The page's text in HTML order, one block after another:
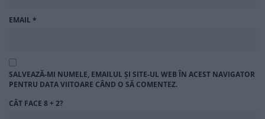
EMAIL*
SALVEAZĂ-MI NUMELE, EMAILUL ȘI SITE-UL WEB ÎN ACEST NAVIGATOR
PENTRU DATA VIITOARE CÂND O SĂ COMENTEZ.
CÂT FACE 8 + 2?